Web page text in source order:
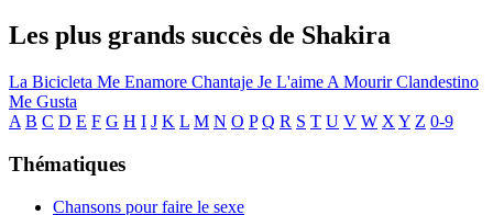
Les plus grands succès de Shakira
La Bicicleta Me Enamore Chantaje Je L'aime A MourirClandestino
Me Gusta
A B C D E F G H I J K L M N O P Q R S T U V W X Y Z 0-9
Thématiques
Chansons pour faire le sexe